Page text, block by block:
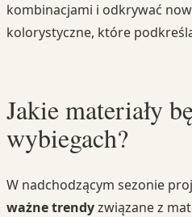
kombinacjami i odkrywać
kolorystyczne, które
Jakie materiały
wybiegach?
W nadchodzącym sezonie
ważne trendyzwiązane z